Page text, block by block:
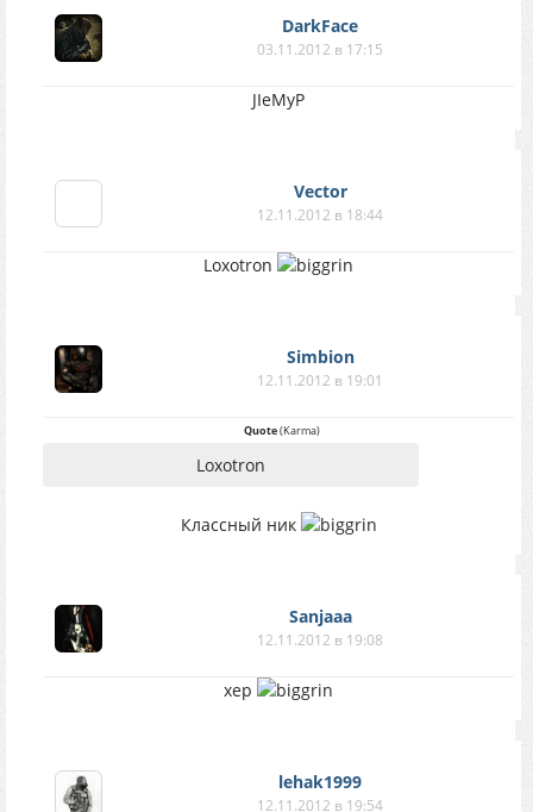
DarkFace
03.11.2012 в 17:15
JIeMyP
Vector
12.11.2012 в 18:44
Loxotron
Simbion
12.11.2012 в 19:01
Quote(Karma)
Loxotron
Классный ник
Sanjaaa
12.11.2012 в 19:08
xep
lehak1999
12.11.2012 в 19:54